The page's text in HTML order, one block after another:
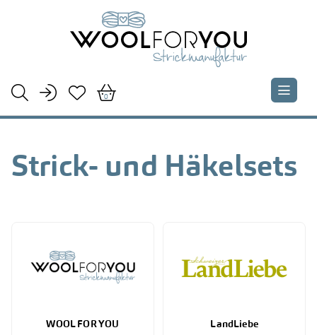
   0
 
Strick- und Häkelsets
WOOL FOR YOU LandLiebe